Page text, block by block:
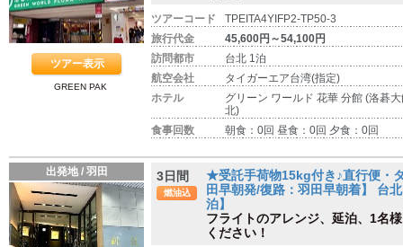
ツアー表示
GREEN PAK
ツアーコード
TPEITA4YIFP2-TP50-3
旅行代金
45,600円～54,100円
訪問都市
台北 1泊
航空会社
タイガーエア台湾(指定)
ホテル
グリーン ワールド 花華 分館 (洛碁
北)
食事回数
朝食：0回 昼食：0回 夕食：0回
出発地 / 羽田 3日間
燃油込
★受託手荷物15kg付き♪直行便・
田早朝発/復路：羽田早朝着】 台
泊】
フライトのアレンジ、延泊、1名
ください！